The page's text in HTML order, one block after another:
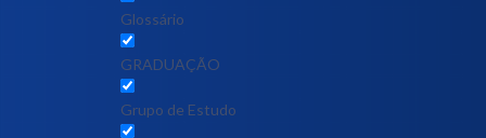
Glossário
GRADUAÇÃO
Grupo de Estudo